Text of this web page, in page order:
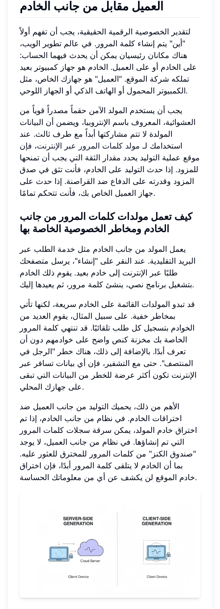
العميل مقابل من جانب الخادم
لتقدير الخصوصية الرقمية الحقيقية، يجب أن تفهم أولاً
"أين" يتم إنشاء كلمة المرور. في عالم تطوير الويب،
هناك مكانان رئيسيان يمكن أن يحدث فيهما الحساب:
على الخادم أو على العميل. الخادم هو جهاز كمبيوتر بعيد
تملكه شركة الموقع. "العميل" هو جهازك الخاص، مثل
الكمبيوتر المحمول أو الهاتف الذكي أو الجهاز اللوحي.
يجب أن يستخدم المولد الآمن حقماً مصدراً قوياً من
العشوائية، المعروف باسم الإنتروبيا، ويضمن أن البيانات
المولدة لا تتم مشاركتها أبداً مع طرف ثالث. عند
استخدامك لـ مولد كلمات المرور عبر الإنترنت، فإن
موقع عملية التوليد يحدد مقدار الثقة التي يجب أن تمنحها
للمزود. إذا حدث التوليد على الخادم، فأنت تثق في صدق
المزود وقدرته على الدفاع ضد القراصنة. إذا حدث على
جهاز العميل الخاص بك، فأنت تتحكم تمامًا.
كيف تعمل مولدات كلمات المرور من جانب
الخادم ومخاطر الخصوصية الخاصة بها
يعمل المولد من جانب الخادم مثل خدمة الطلب عبر
البريد التقليدية. عند النقر على "إنشاء"، يرسل متصفحك
طلبًا عبر الإنترنت إلى خادم بعيد. يقوم ذلك الخادم
بتشغيل برنامج نصي، ينشئ كلمة مرور، ثم يعيدها إليك.
قد تبدو المولدات القائمة على الخادم سريعة، لكنها تأتي
بمخاطر خفية. على سبيل المثال، يقوم العديد من
الخوادم بتسجيل كل طلب تلقائيًا. قد تنتهي كلمة المرور
الخاصة بك مخزنة كنص واضح على خوادمهم دون أن
تعرف أبدًا. بالإضافة إلى ذلك، هناك خطر "الرجل في
المنتصف". حتى مع التشفير، فإن أي بيانات تسافر عبر
الإنترنت تكون أكثر عرضة للخطر من البيانات التي تبقى
على جهازك المحلي.
الأهم من ذلك، يحميك التوليد من جانب العميل ضد
اختراقات الخادم. في نظام من جانب الخادم، إذا تم
اختراق خادم المولد، يمكن سرقة سجلات كلمات المرور
التي تم إنشاؤها. في نظام من جانب العميل، لا يوجد
"صندوق الكنز" من كلمات المرور للمخترق للعثور عليه.
بما أن الخادم لا يتلقى كلمة المرور أبدًا، فإن اختراق
خادم الموقع لن يكشف عن أي من معلوماتك الحساسة.